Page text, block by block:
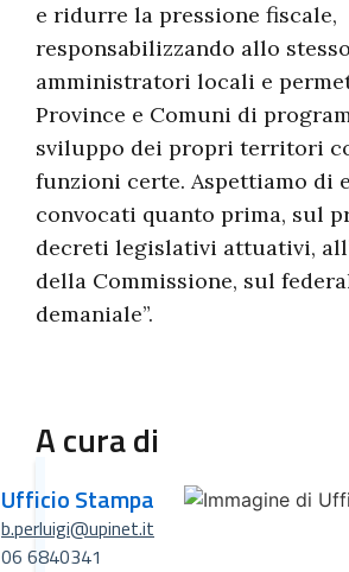
e ridurre la pressione fiscale,
responsabilizzando allo
amministratori locali e
Province e Comuni di
sviluppo dei propri territori
funzioni certe. Aspettiamo di
convocati quanto prima, sul
decreti legislativi attuativi,
della Commissione, sul
demaniale”.
A cura di
Ufficio Stampa
b.perluigi@upinet.it
06 6840341